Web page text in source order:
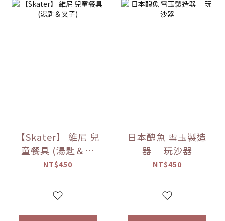
【Skater】 維尼 兒
童餐具 (湯匙＆叉
子)
NT$450
日本醜魚 雪玉製造
器 ｜玩沙器
NT$450